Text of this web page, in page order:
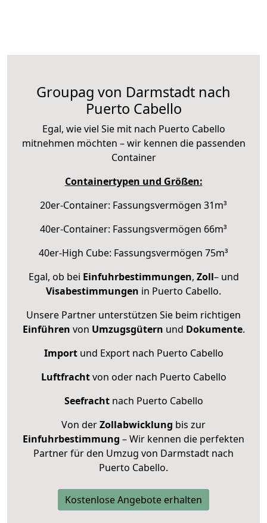
Groupag von Darmstadt nach
Puerto Cabello
Egal, wie viel Sie mit nach Puerto Cabello
mitnehmen möchten – wir kennen die passenden
Container
Containertypen und Größen:
20er-Container: Fassungsvermögen 31m³
40er-Container: Fassungsvermögen 66m³
40er-High Cube: Fassungsvermögen 75m³
Egal, ob bei Einfuhrbestimmungen, Zoll– und
Visabestimmungen in Puerto Cabello.
Unsere Partner unterstützen Sie beim richtigen
Einführen von Umzugsgütern und Dokumente.
Importund Export nach Puerto Cabello
Luftfrachtvon oder nach Puerto Cabello
Seefrachtnach Puerto Cabello
Von derZollabwicklung bis zur
Einfuhrbestimmung – Wir kennen die perfekten
Partner für den Umzug von Darmstadt nach
Puerto Cabello.
Kostenlose Angebote erhalten